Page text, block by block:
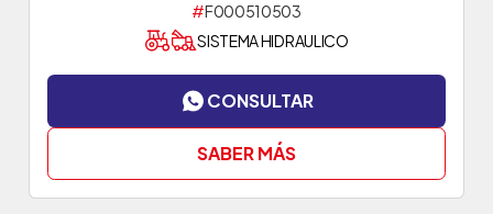
#F000510503
SISTEMA HIDRAULICO
CONSULTAR
SABER MÁS